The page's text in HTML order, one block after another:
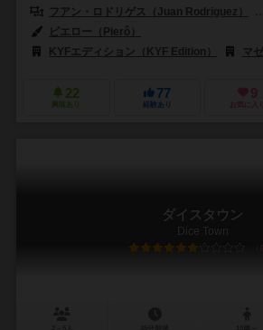
フアン・ロドリゲス（Juan Rodriguez）
ピエロー（Pierô）
KYFエディション（KYF Edition）
マ
22
興味あり
77
経験あり
9
お気に入り
ダイスタウン
Dice Town